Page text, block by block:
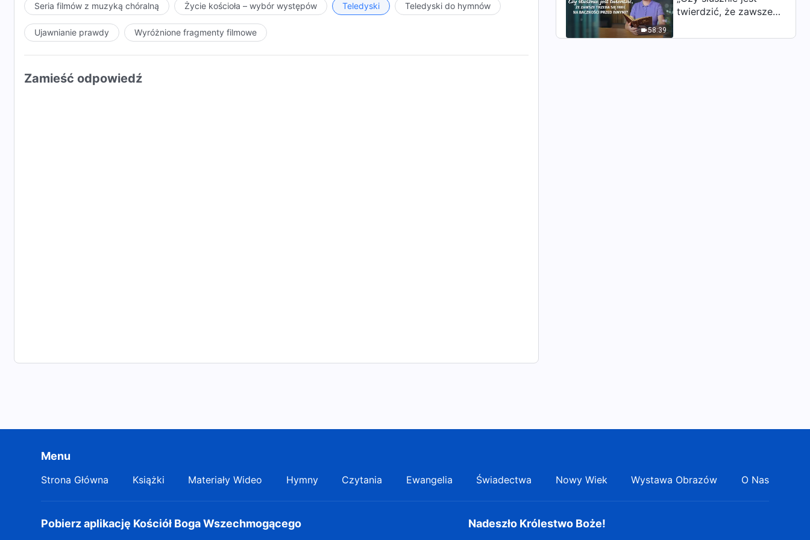
5:22
Piosenka chrześcijańska |
„Obyśmy wszyscy poznali
cudowność Boga” | Głosy na
chwałę Boga 2026
Pieśń uwielbienia | „Czy
Pieśń uwielbienia | „Tylko Bóg
kocha człowieka najbardziej”
Seria filmów z muzyką chóralną Życie kościoła – wybór występów Teledyski Teledyski do hymnów
Ujawnianie prawdy Wyróżnione fragmenty filmowe
Zamieść odpowiedź
58:39
twierdzić, że zawsze
baczności przed
Menu
Strona Główna Książki Materiały Wideo Hymny Czytania Ewangelia Świadectwa Nowy Wiek Wystawa Obrazów O Nas
Pobierz aplikację Kościół Boga Wszechmogącego Nadeszło Królestwo Boże!